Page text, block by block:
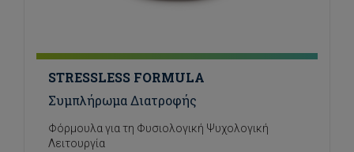
STRESSLESS FORMULA
Συμπλήρωμα Διατροφής
Φόρμουλα για τη Φυσιολογική Ψυχολογική
Λειτουργία